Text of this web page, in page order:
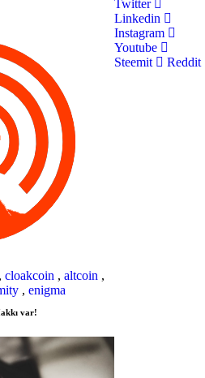
, cloakcoin , altcoin ,
, enigma
var!
Twitter
Linkedin
Instagram
Youtube
Steemit
Reddit